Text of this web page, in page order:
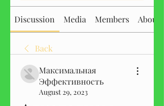
Discussion Media Members About
Back
Максимальная
Эффективность
August 29, 2023